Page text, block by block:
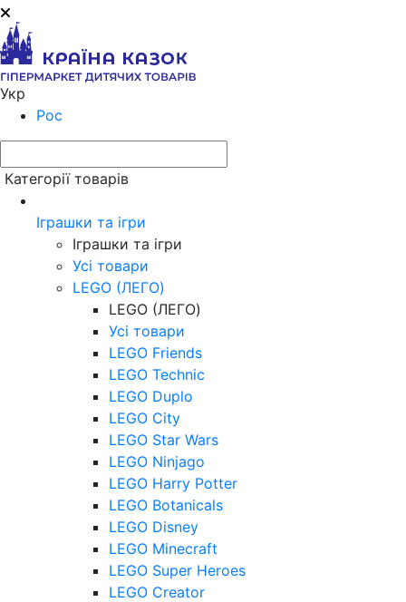
Укр
Рос
Категорії товарів
Іграшки та ігри
Іграшки та ігри
Усі товари
LEGO (ЛЕГО)
LEGO (ЛЕГО)
Усі товари
LEGO Friends
LEGO Technic
LEGO Duplo
LEGO City
LEGO Star Wars
LEGO Ninjago
LEGO Harry Potter
LEGO Botanicals
LEGO Disney
LEGO Minecraft
LEGO Super Heroes
LEGO Creator